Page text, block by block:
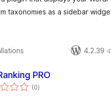
taxonomies as a sidebar
4.2.39 এর
PRO
(0total
ratings
)